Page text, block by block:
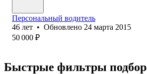
Персональный водитель
46 лет • Обновлено 24 марта 2015
50 000 ₽
Быстрые фильтры